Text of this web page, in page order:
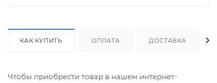
КАК КУПИТЬ ОПЛАТА ДОСТАВКА
Чтобы приобрести товар в нашем интернет-